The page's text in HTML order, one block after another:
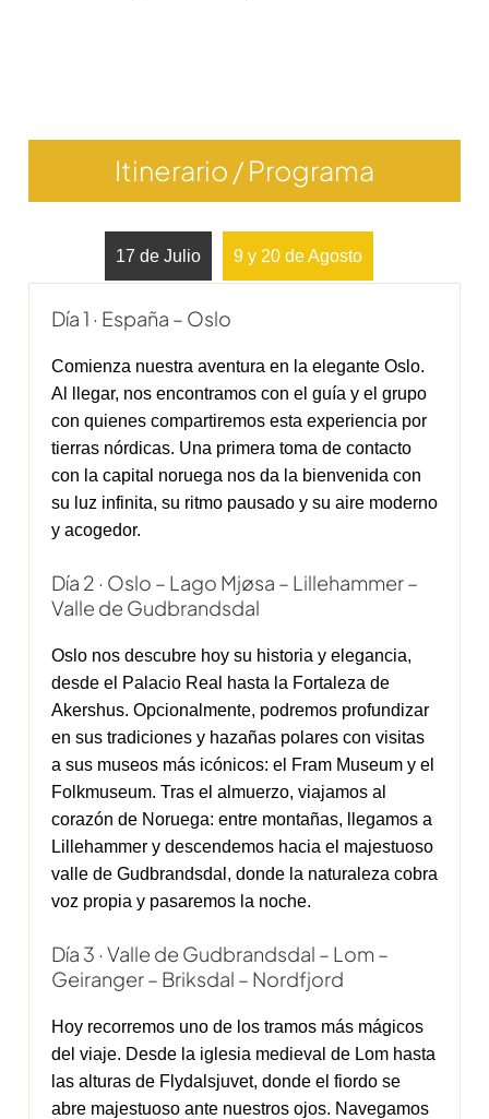
Itinerario / Programa
17 de Julio 9 y 20 de Agosto
Día 1 · España – Oslo
Comienza nuestra aventura en la elegante Oslo.
Al llegar, nos encontramos con el guía y el grupo
con quienes compartiremos esta experiencia por
tierras nórdicas. Una primera toma de contacto
con la capital noruega nos da la bienvenida con
su luz infinita, su ritmo pausado y su aire moderno
y acogedor.
Día 2 · Oslo – Lago Mjøsa – Lillehammer –
Valle de Gudbrandsdal
Oslo nos descubre hoy su historia y elegancia,
desde el Palacio Real hasta la Fortaleza de
Akershus. Opcionalmente, podremos profundizar
en sus tradiciones y hazañas polares con visitas
a sus museos más icónicos: el Fram Museum y el
Folkmuseum. Tras el almuerzo, viajamos al
corazón de Noruega: entre montañas, llegamos a
Lillehammer y descendemos hacia el majestuoso
valle de Gudbrandsdal, donde la naturaleza cobra
voz propia y pasaremos la noche.
Día 3 · Valle de Gudbrandsdal – Lom –
Geiranger – Briksdal – Nordfjord
Hoy recorremos uno de los tramos más mágicos
del viaje. Desde la iglesia medieval de Lom hasta
las alturas de Flydalsjuvet, donde el fiordo se
abre majestuoso ante nuestros ojos. Navegamos